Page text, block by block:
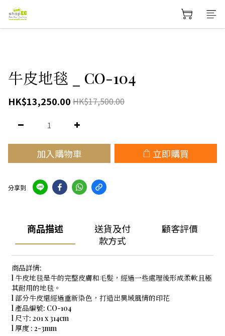
牛皮地毯 _ CO-104
HK$13,250.00 HK$17,500.00
加入購物車 立即購買
分享到
商品描述
送貨及付
款方式
顧客評價
商品詳情:
l 牛皮地毯是牛的完整皮膚和毛髮，經過一些處理後形成柔軟且極
其耐用的地毯。
l 部分牛皮還經過重新染色，打造出異域風情的印花
l 產品編號: CO-104
l 尺寸: 201 x 314cm
l 厚度 : 2-3mm